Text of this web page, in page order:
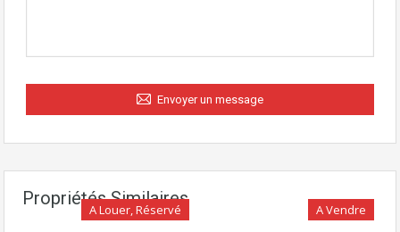
Envoyer un message
Propriétés Similaires
A Louer, Réservé A Vendre